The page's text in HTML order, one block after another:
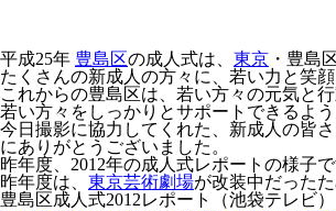
平成25年 豊島区の成人式は、 東京 ・豊島
たくさんの新成人の方々に、若い力と笑
これからの豊島区は、若い方々の元気と
若い方々をしっかりとサポートできるよ
今日撮影に協力してくれた、新成人の皆
にありがとうございました。
昨年度、2012年の成人式レポートの様子で
昨年度は、 東京芸術劇場が改装中だったた
豊島区成人式2012レポート（池袋テレビ）